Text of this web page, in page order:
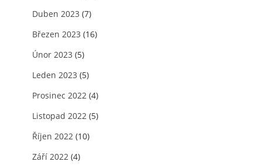
Duben 2023 (7)
Březen 2023 (16)
Únor 2023 (5)
Leden 2023 (5)
Prosinec 2022 (4)
Listopad 2022 (5)
Říjen 2022 (10)
Září 2022 (4)